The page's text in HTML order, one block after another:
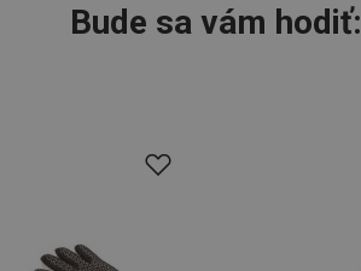
Bude sa vám hodiť: